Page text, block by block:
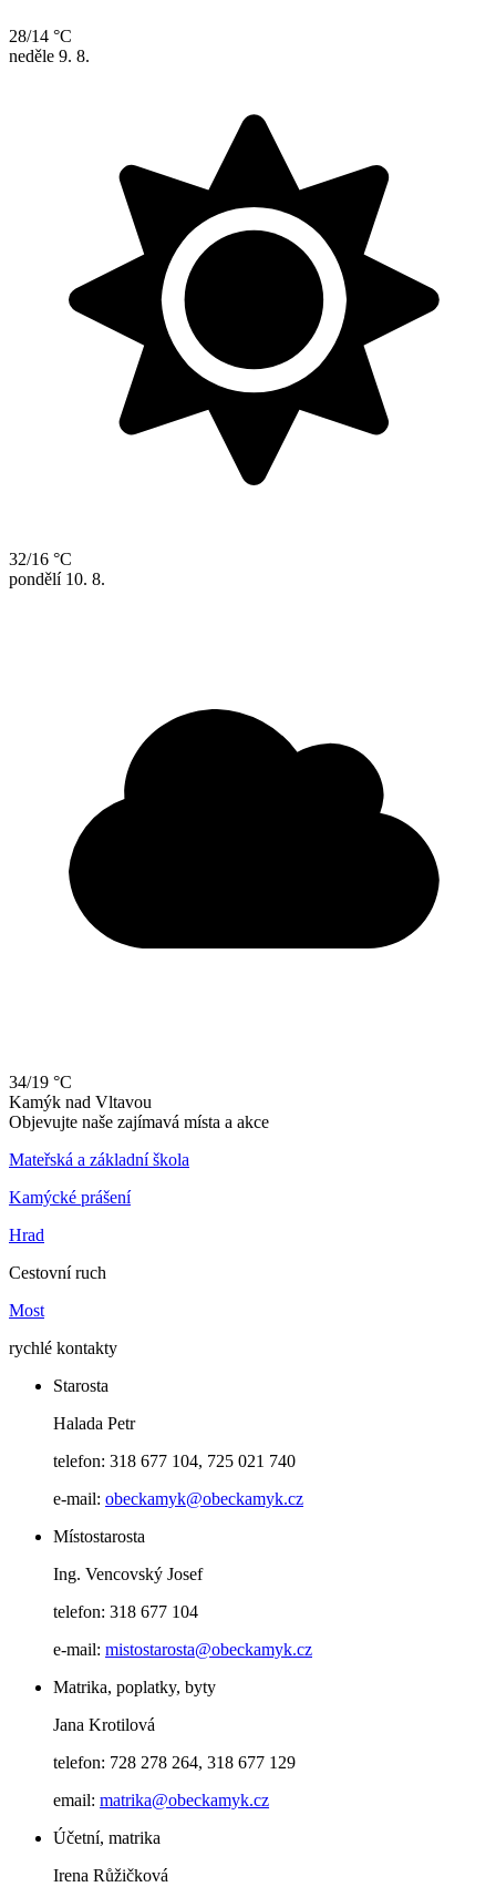
28/14 °C
neděle 9. 8.
32/16 °C
pondělí 10. 8.
34/19 °C
Kamýk nad Vltavou
Objevujte naše zajímavá místa a akce
Mateřská a základní škola
Kamýcké prášení
Hrad
Cestovní ruch
Most
rychlé kontakty
Starosta
Halada Petr
telefon: 318 677 104, 725 021 740
e-mail: obeckamyk@obeckamyk.cz
Místostarosta
Ing. Vencovský Josef
telefon: 318 677 104
e-mail: mistostarosta@obeckamyk.cz
Matrika, poplatky, byty
Jana Krotilová
telefon: 728 278 264, 318 677 129
email: matrika@obeckamyk.cz
Účetní, matrika
Irena Růžičková